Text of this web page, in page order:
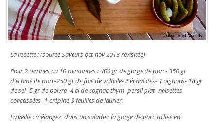
La recette :(source Saveurs oct-nov 2013 revisitée)
Pour 2 terrines ou 10 personnes : 400 gr de gorge de porc- 350 gr
d’échine de porc-250 gr de foie de volaille- 2 échalotes- 1 oignons- 18 gr
de sel- 5 gr de poivre- 4 cl de cognac-thym- persil plat- noisettes
concassées- 1 crépine-3 feuilles de laurier.
La veille :mélangez dans un saladier la gorge de porc taillée en